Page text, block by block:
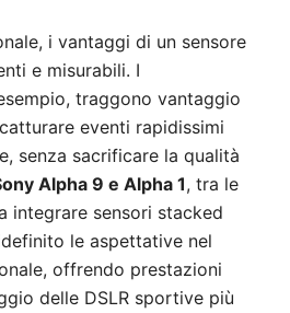
i vantaggi di un sensore
e misurabili. I
traggono vantaggio
eventi rapidissimi
senza sacrificare la qualità
Alpha 9 e Alpha 1, tra le
integrare sensori stacked
le aspettative nel
offrendo prestazioni
delle DSLR sportive più